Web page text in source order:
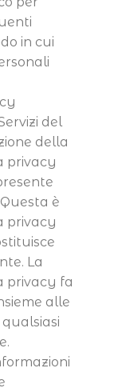
in cui
del
della
privacy
è
privacy
La
privacy fa
alle
qualsiasi